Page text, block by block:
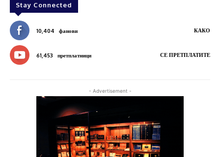
Stay Connected
10,404 фанови КАКО
61,453 претплатници СЕ ПРЕТПЛАТИТЕ
- Advertisement -